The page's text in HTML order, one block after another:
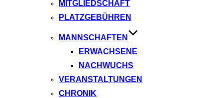
MITGLIEDSCHAFT
PLATZGEBÜHREN
MANNSCHAFTEN
ERWACHSENE
NACHWUCHS
VERANSTALTUNGEN
CHRONIK